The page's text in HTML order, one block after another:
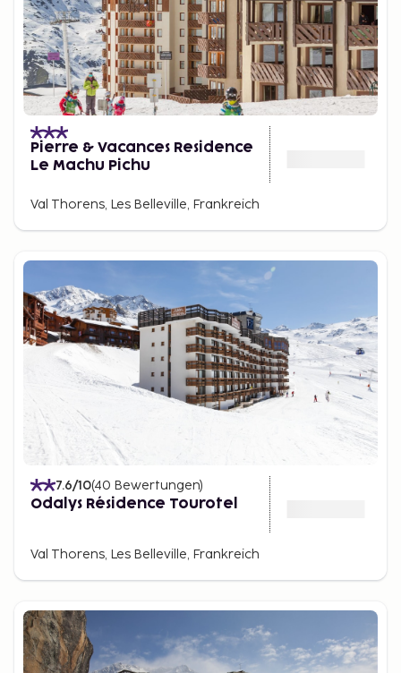
Pierre & Vacances Residence
Le Machu Pichu
Val Thorens, Les Belleville, Frankreich
7.6/10(40 Bewertungen)
Odalys Résidence Tourotel
Val Thorens, Les Belleville, Frankreich